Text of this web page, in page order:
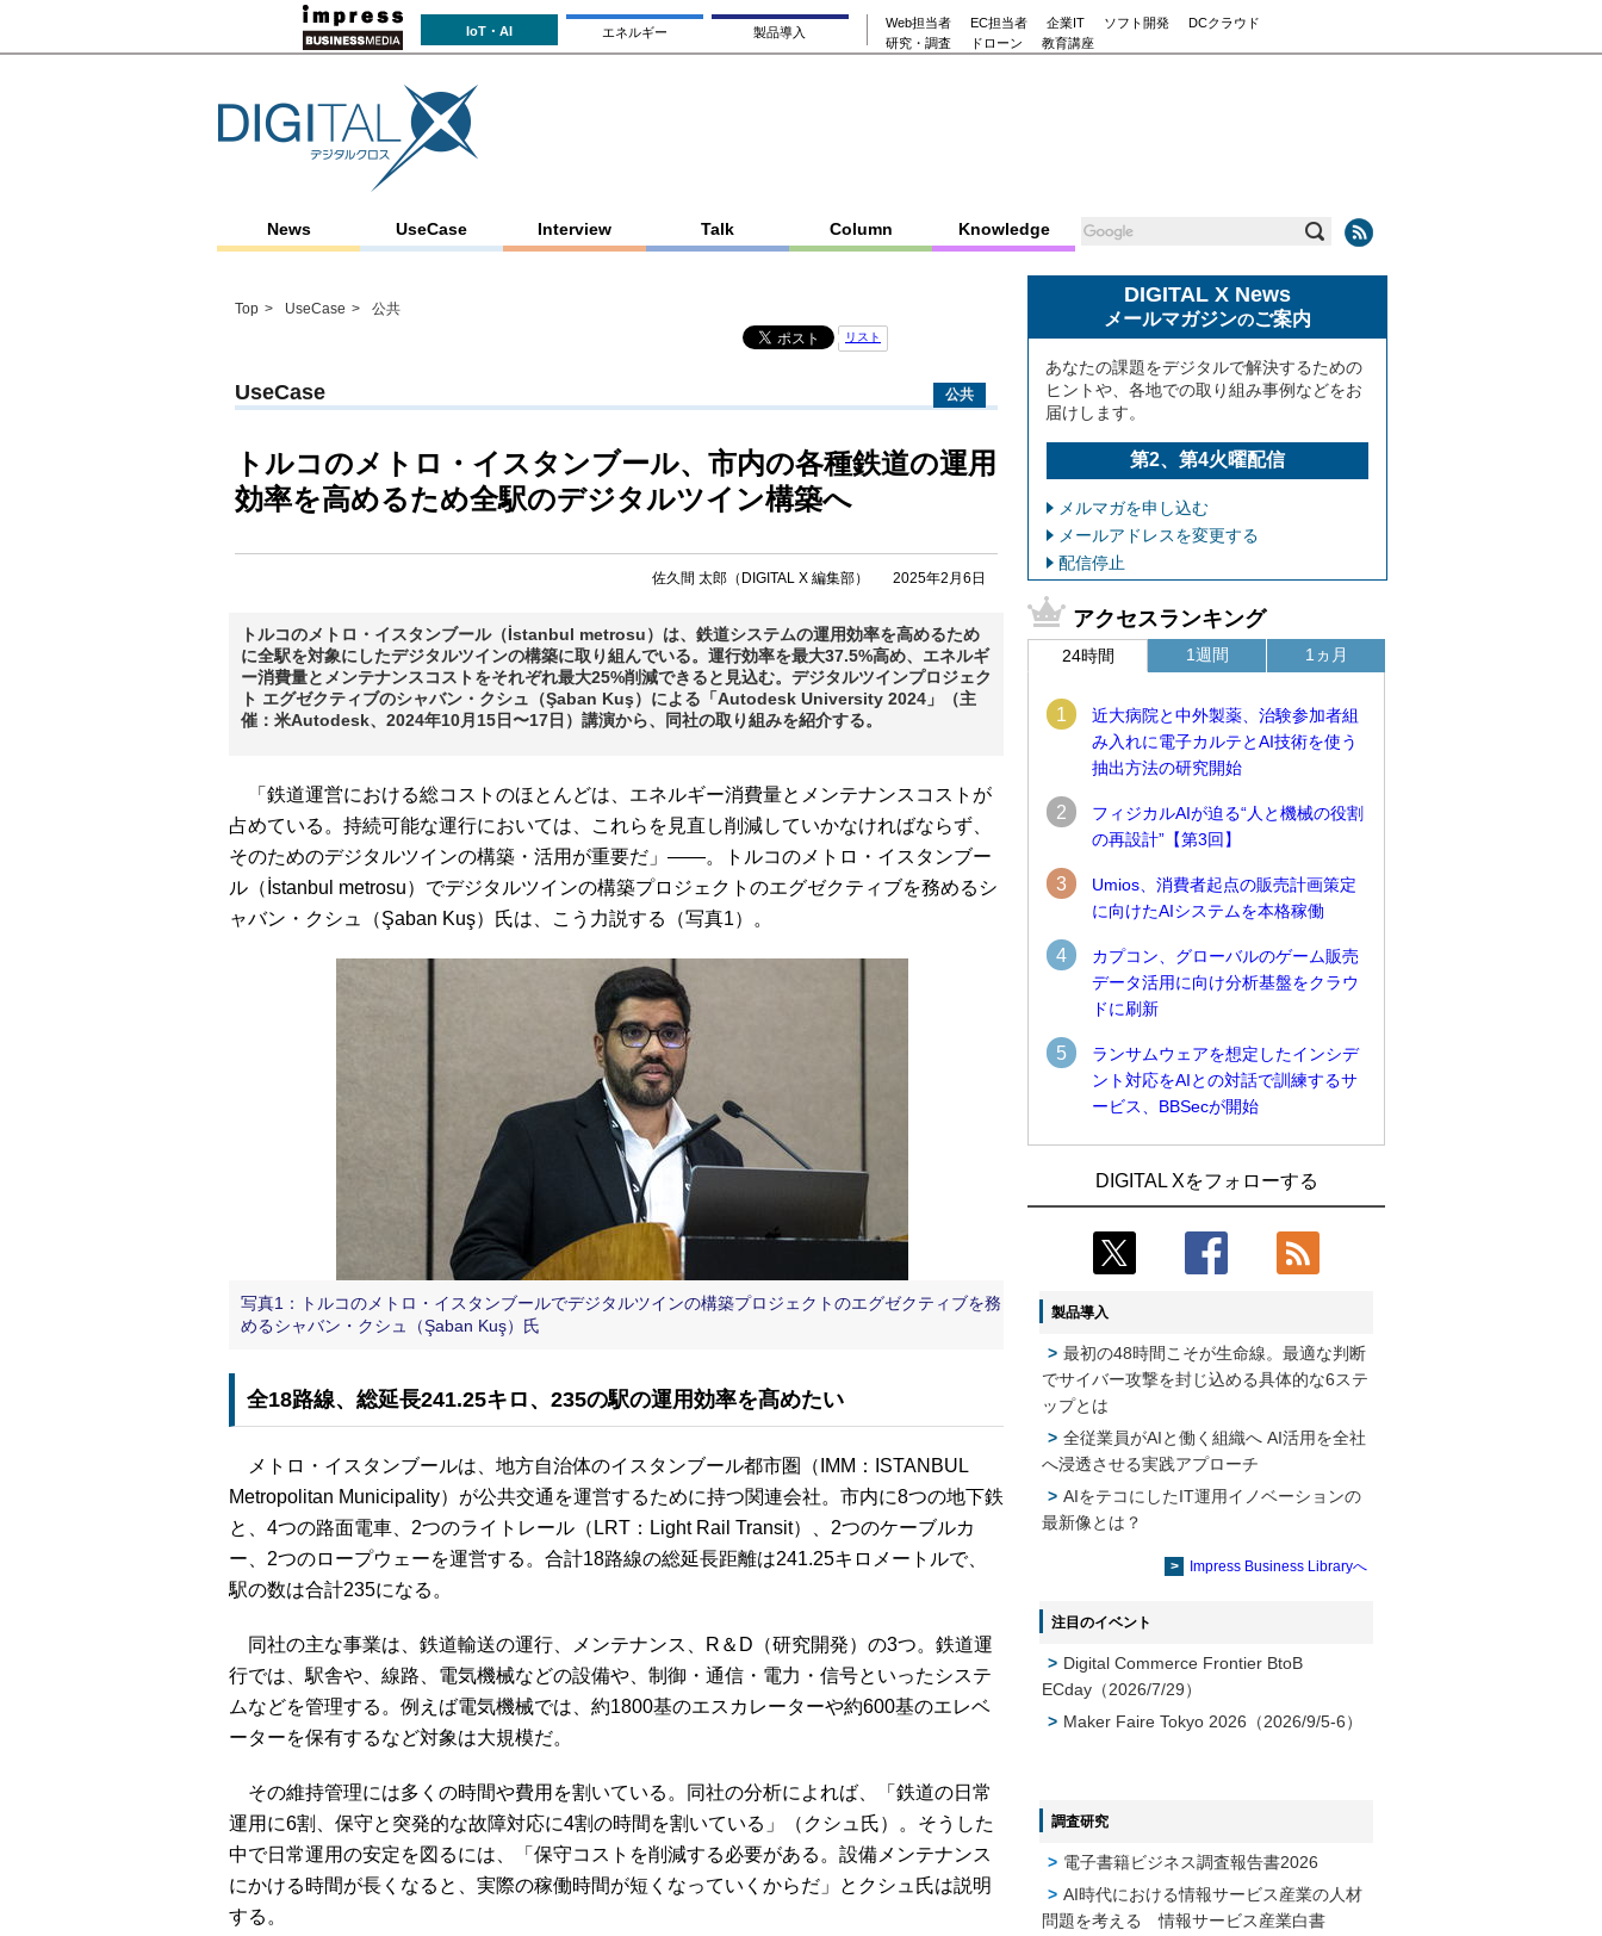
IoT・AI エネルギー 製品導入
Web担当者 EC担当者 企業IT ソフト開発
DCクラウド
研究・調査
ドローン 教育講座
News UseCase Interview Talk Column Knowledge
Top UseCase 公共
リスト
UseCase 公共
トルコのメトロ・イスタンブール、市内の各種鉄道の運用
効率を高めるため全駅のデジタルツイン構築へ
佐久間 太郎（DIGITAL X 編集部） 2025年2月6日
トルコのメトロ・イスタンブール（İstanbul metrosu）は、鉄道システムの運用効率を高めるため
に全駅を対象にしたデジタルツインの構築に取り組んでいる。運行効率を最大37.5%高め、エネルギ
ー消費量とメンテナンスコストをそれぞれ最大25%削減できると見込む。デジタルツインプロジェク
ト エグゼクティブのシャバン・クシュ（Şaban Kuş）による「Autodesk University 2024」（主
催：米Autodesk、2024年10月15日〜17日）講演から、同社の取り組みを紹介する。
「鉄道運営における総コストのほとんどは、エネルギー消費量とメンテナンスコストが
占めている。持続可能な運行においては、これらを見直し削減していかなければならず、
そのためのデジタルツインの構築・活用が重要だ」――。トルコのメトロ・イスタンブー
ル（İstanbul metrosu）でデジタルツインの構築プロジェクトのエグゼクティブを務めるシ
ャバン・クシュ（Şaban Kuş）氏は、こう力説する（写真1）。
写真1：トルコのメトロ・イスタンブールでデジタルツインの構築プロジェクトのエグゼクティブを務
めるシャバン・クシュ（Şaban Kuş）氏
全18路線、総延長241.25キロ、235の駅の運用効率を髙めたい
メトロ・イスタンブールは、地方自治体のイスタンブール都市圏（IMM：ISTANBUL
Metropolitan Municipality）が公共交通を運営するために持つ関連会社。市内に8つの地下鉄
と、4つの路面電車、2つのライトレール（LRT：Light Rail Transit）、2つのケーブルカ
ー、2つのロープウェーを運営する。合計18路線の総延長距離は241.25キロメートルで、
駅の数は合計235になる。
同社の主な事業は、鉄道輸送の運行、メンテナンス、R＆D（研究開発）の3つ。鉄道運
行では、駅舎や、線路、電気機械などの設備や、制御・通信・電力・信号といったシステ
ムなどを管理する。例えば電気機械では、約1800基のエスカレーターや約600基のエレベ
ーターを保有するなど対象は大規模だ。
その維持管理には多くの時間や費用を割いている。同社の分析によれば、「鉄道の日常
運用に6割、保守と突発的な故障対応に4割の時間を割いている」（クシュ氏）。そうした
中で日常運用の安定を図るには、「保守コストを削減する必要がある。設備メンテナンス
にかける時間が長くなると、実際の稼働時間が短くなっていくからだ」とクシュ氏は説明
する。
DIGITAL X News
メールマガジンのご案内
あなたの課題をデジタルで解決するための
ヒントや、各地での取り組み事例などをお
届けします。
第2、第4火曜配信
メルマガを申し込む
メールアドレスを変更する
配信停止
アクセスランキング
24時間
1
近大病院と中外製薬、治験参加者組
み入れに電子カルテとAI技術を使う
抽出方法の研究開始
2
フィジカルAIが迫る“人と機械の役割
の再設計”【第3回】
3
Umios、消費者起点の販売計画策定
に向けたAIシステムを本格稼働
4
カプコン、グローバルのゲーム販売
データ活用に向け分析基盤をクラウ
ドに刷新
5
ランサムウェアを想定したインシデ
ント対応をAIとの対話で訓練するサ
ービス、BBSecが開始
1週間
けたAIシステムを本格稼働
近大病院と中外製薬、治験参加者組み入
れに電子カルテとAI技術を使う抽出方法
3
歩行ロボット利用を検証
4
【COMPUTEX 2026：Arm編】チップ自
社製造で鍵を握る台湾サプライチェー
ン、英Armが連携を強調
製造業の現場の暗黙知を組織横断で活用
するためのナレッジ管理基盤、LIGHTzが
1ヵ月
仮想化技術を使う統合基盤を本格稼働
鹿島建設、鋼管柱へのコンクリート充填
時の異常を検出するAIを遠隔監視システ
3
めているのか【第25回】
4
製造業の現場の暗黙知を組織横断で活用
するためのナレッジ管理基盤、LIGHTzが
提供
Umios、消費者起点の販売計画策定に向
けたAIシステムを本格稼働
DIGITAL Xをフォローする
製品導入
最初の48時間こそが生命線。最適な判断
でサイバー攻撃を封じ込める具体的な6ステ
ップとは
全従業員がAIと働く組織へ AI活用を全社
へ浸透させる実践アプローチ
AIをテコにしたIT運用イノベーションの
最新像とは？
Impress Business Libraryへ
注目のイベント
Digital Commerce Frontier BtoB
ECday（2026/7/29）
Maker Faire Tokyo 2026（2026/9/5-6）
調査研究
電子書籍ビジネス調査報告書2026
AI時代における情報サービス産業の⼈材
問題を考える 情報サービス産業⽩書